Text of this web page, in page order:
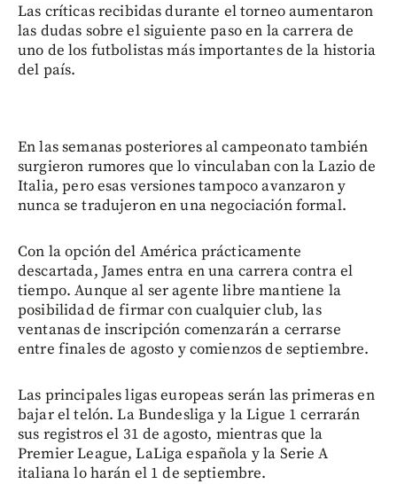
Las críticas recibidas durante el torneo aumentaron
las dudas sobre el siguiente paso en la carrera de
uno de los futbolistas más importantes de la historia
del país.
En las semanas posteriores al campeonato también
surgieron rumores que lo vinculaban con la Lazio de
Italia, pero esas versiones tampoco avanzaron y
nunca se tradujeron en una negociación formal.
Con la opción del América prácticamente
descartada, James entra en una carrera contra el
tiempo. Aunque al ser agente libre mantiene la
posibilidad de firmar con cualquier club, las
ventanas de inscripción comenzarán a cerrarse
entre finales de agosto y comienzos de septiembre.
Las principales ligas europeas serán las primeras en
bajar el telón. La Bundesliga y la Ligue 1 cerrarán
sus registros el 31 de agosto, mientras que la
Premier League, LaLiga española y la Serie A
italiana lo harán el 1 de septiembre.